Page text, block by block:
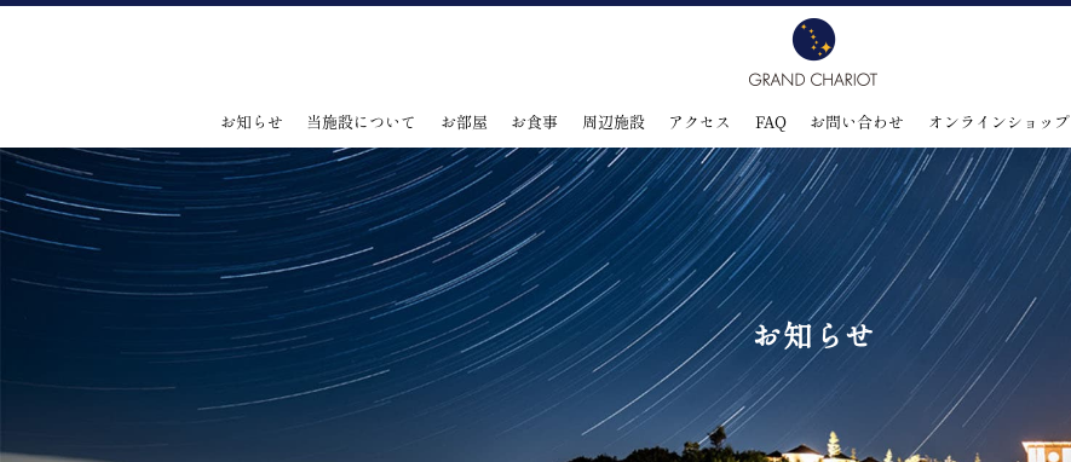
お知らせ 当施設について お部屋 お食事 周辺施設 アクセス FAQ お問い合わせ オンラインショップ
お知らせ